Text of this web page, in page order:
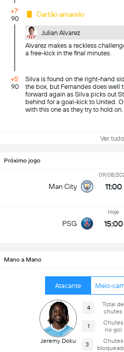
+7'
90
Cartão amarelo
Julian Alvarez
Alvarez makes a reckless
a free-kick in the final minutes.
+5'
90
Silva is found on the right-hand
the box, but Fernandes does well
forward again as Silva picks out
behind for a goal-kick to United.
with this one as they try to hold on.
Ver tudo
Próximo jogo
Man City
09/08/
11:00
PSG
Hoje
15:00
Mano a Mano
Atacante Meio-
Jeremy Doku
4
Total de
chutes
1
Chutes
no gol
3
Chutes